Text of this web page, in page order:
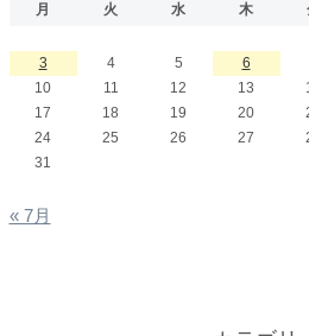
月 火 水 木
3
4 5 6
10
11 12 13
17
18 19 20
24
25 26 27
31
« 7月